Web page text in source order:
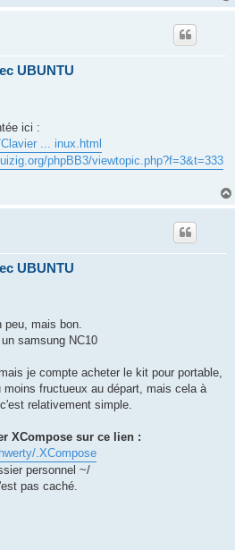
UBUNTU
ici :
... inux.html
phpBB3/viewtopic.php?f=3&t=333
UBUNTU
peu, mais bon.
samsung NC10
je compte acheter le kit pour portable,
fructueux au départ, mais cela à
relativement simple.
XCompose sur ce lien :
.XCompose
personnel ~/
pas caché.